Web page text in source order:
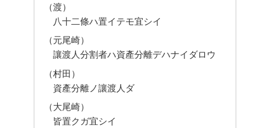
（渡）
八十二條ハ置イテモ宜シイ
（元尾崎）
讓渡人分割者ハ資產分離デハナイダロウ
（村田）
資產分離ノ讓渡人ダ
（大尾崎）
皆置クガ宜シイ